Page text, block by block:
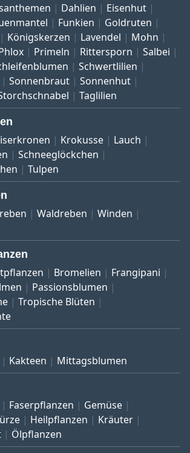
Dahlien
Eisenhut
Funkien
Goldruten
Königskerzen Lavendel
Mohn
Primeln Rittersporn
Salbei
Schwertlilien
Sonnenbraut
Sonnenhut
Taglilien
Krokusse
Lauch
Schneeglöckchen
Tulpen
Waldreben
Winden
Bromelien
Frangipani
Passionsblumen
Tropische Blüten
Kakteen Mittagsblumen
Faserpflanzen
Gemüse
Heilpflanzen
Kräuter
Ölpflanzen